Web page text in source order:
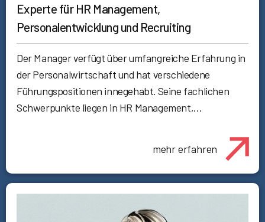
Experte für HR Management,
Personalentwicklung und Recruiting
Der Manager verfügt über umfangreiche Erfahrung in
der Personalwirtschaft und hat verschiedene
Führungspositionen innegehabt. Seine fachlichen
Schwerpunkte liegen in HR Management,…
mehr erfahren